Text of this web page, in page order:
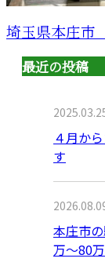
埼玉県本庄
最近の投稿
４月か
す
本庄市
万〜80